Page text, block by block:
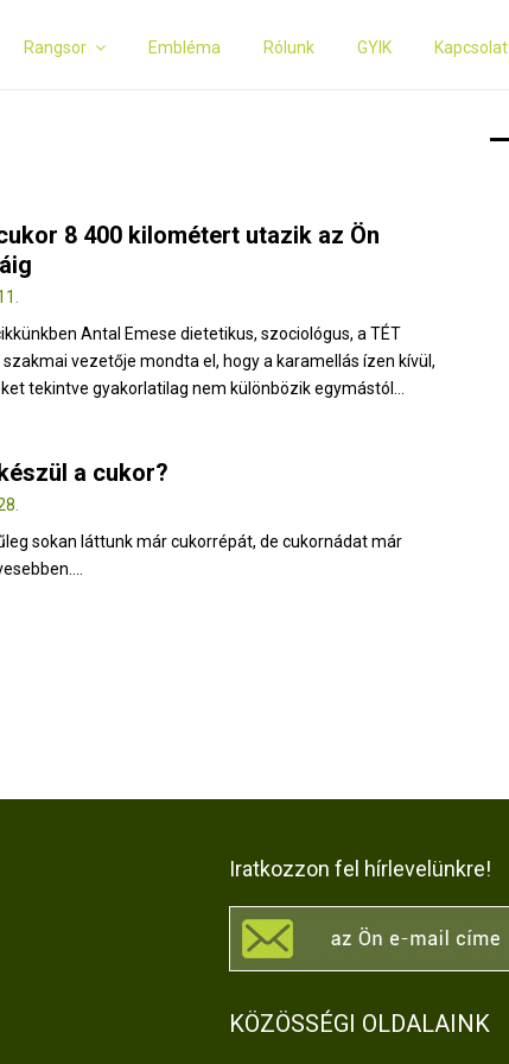
Rangsor Embléma Rólunk GYIK Kapcsolat
8 400 kilométert utazik az Ön
Antal Emese dietetikus, szociológus, a TÉT
vezetője mondta el, hogy a karamellás ízen kívül,
tekintve gyakorlatilag nem különbözik egymástól...
a cukor?
sokan láttunk már cukorrépát, de cukornádat már
Iratkozzon fel hírlevelünkre!
KÖZÖSSÉGI OLDALAINK